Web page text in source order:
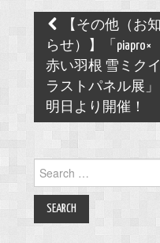
Post
navigation
【その他（お知
らせ）】「piapro×
赤い羽根 雪ミクイ
ラストパネル展」
明日より開催！
Search
for: